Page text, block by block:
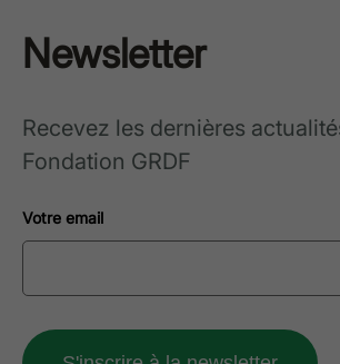
Newsletter
Recevez les dernières
Fondation GRDF
Votre email